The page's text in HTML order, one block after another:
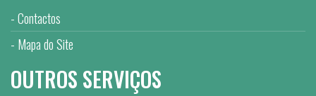
Contactos
Mapa do Site
OUTROS SERVIÇOS